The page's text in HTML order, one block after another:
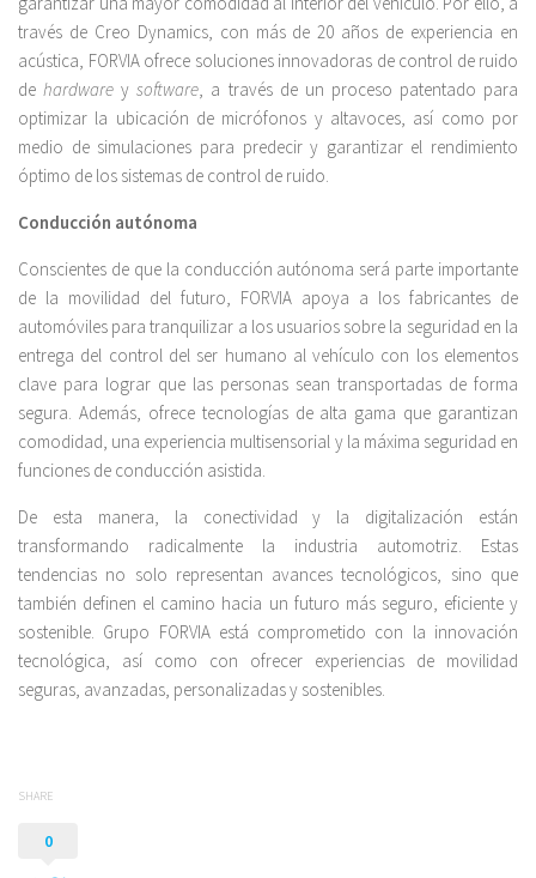
través de Creo Dynamics, con más de 20 años de experiencia en
acústica, FORVIA ofrece soluciones innovadoras de control de ruido
de hardware ysoftware , a través de un proceso patentado para
optimizar la ubicación de micrófonos y altavoces, así como por
medio de simulaciones para predecir y garantizar el rendimiento
óptimo de los sistemas de control de ruido.
Conducción autónoma
Conscientes de que la conducción autónoma será parte importante
de la movilidad del futuro, FORVIA apoya a los fabricantes de
automóviles para tranquilizar a los usuarios sobre la seguridad en la
entrega del control del ser humano al vehículo con los elementos
clave para lograr que las personas sean transportadas de forma
segura. Además, ofrece tecnologías de alta gama que garantizan
comodidad, una experiencia multisensorial y la máxima seguridad en
funciones de conducción asistida.
De esta manera, la conectividad y la digitalización están
transformando radicalmente la industria automotriz. Estas
tendencias no solo representan avances tecnológicos, sino que
también definen el camino hacia un futuro más seguro, eficiente y
sostenible. Grupo FORVIA está comprometido con la innovación
tecnológica, así como con ofrecer experiencias de movilidad
seguras, avanzadas, personalizadas y sostenibles.
SHARE
0